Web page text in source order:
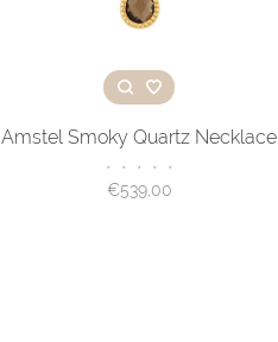
Amstel Smoky Quartz Necklace
• • • • •
€539,00